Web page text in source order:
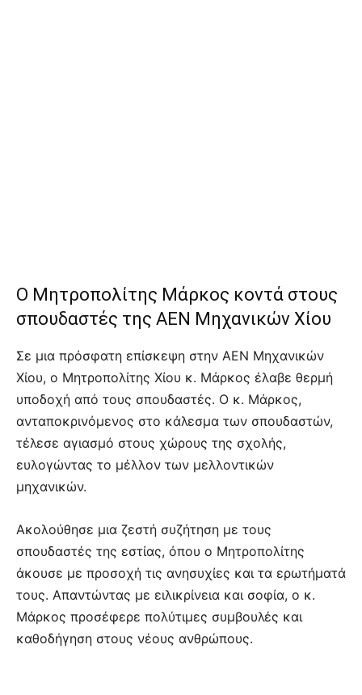
Ο Μητροπολίτης Μάρκος κοντά στους
σπουδαστές της ΑΕΝ Μηχανικών Χίου
Σε μια πρόσφατη επίσκεψη στην ΑΕΝ Μηχανικών
Χίου, ο Μητροπολίτης Χίου κ. Μάρκος έλαβε θερμή
υποδοχή από τους σπουδαστές. Ο κ. Μάρκος,
ανταποκρινόμενος στο κάλεσμα των σπουδαστών,
τέλεσε αγιασμό στους χώρους της σχολής,
ευλογώντας το μέλλον των μελλοντικών
μηχανικών.
Ακολούθησε μια ζεστή συζήτηση με τους
σπουδαστές της εστίας, όπου ο Μητροπολίτης
άκουσε με προσοχή τις ανησυχίες και τα ερωτήματά
τους. Απαντώντας με ειλικρίνεια και σοφία, ο κ.
Μάρκος προσέφερε πολύτιμες συμβουλές και
καθοδήγηση στους νέους ανθρώπους.